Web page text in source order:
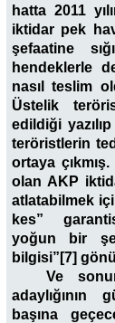
hatta 2011
iktidar pek
şefaatine
hendeklerle
nasıl teslim
Üstelik
edildiği
teröristlerin
ortaya
olan AKP
atlatabilmek
kes”
yoğun bir
bilgisi”[7]
Ve
adaylığının
başına